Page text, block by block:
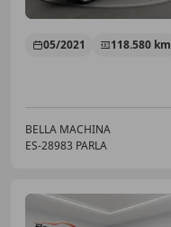
05/2021 118.580 km
BELLA MACHINA
ES-28983 PARLA